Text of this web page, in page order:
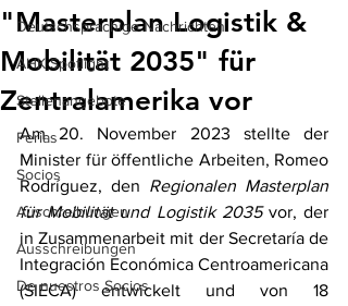
Deutschsprachige Nachrichten
AHK Spotlight
Stellenangebote
Ferias
Socios
Auschreibungen
Ausschreibungen
De nuestros Socios
"Masterplan Logistik &
Mobilität 2035" für
Zentralamerika vor
Am 20. November 2023 stellte der
Minister für öffentliche Arbeiten, Romeo
Rodríguez, den Regionalen Masterplan
für Mobilität und Logistik 2035 vor, der
in Zusammenarbeit mit der Secretaría de
Integración Económica Centroamericana
(SIECA) entwickelt und von 18